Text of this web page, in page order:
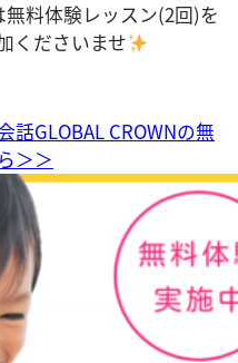
無料体験レッスン(2回)を
くださいませ
GLOBAL CROWNの無
＞＞